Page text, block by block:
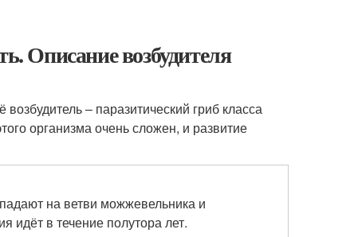
Описание возбудителя
– паразитический гриб класса
организма очень сложен, и развитие
на ветви можжевельника и
идёт в течение полутора лет.